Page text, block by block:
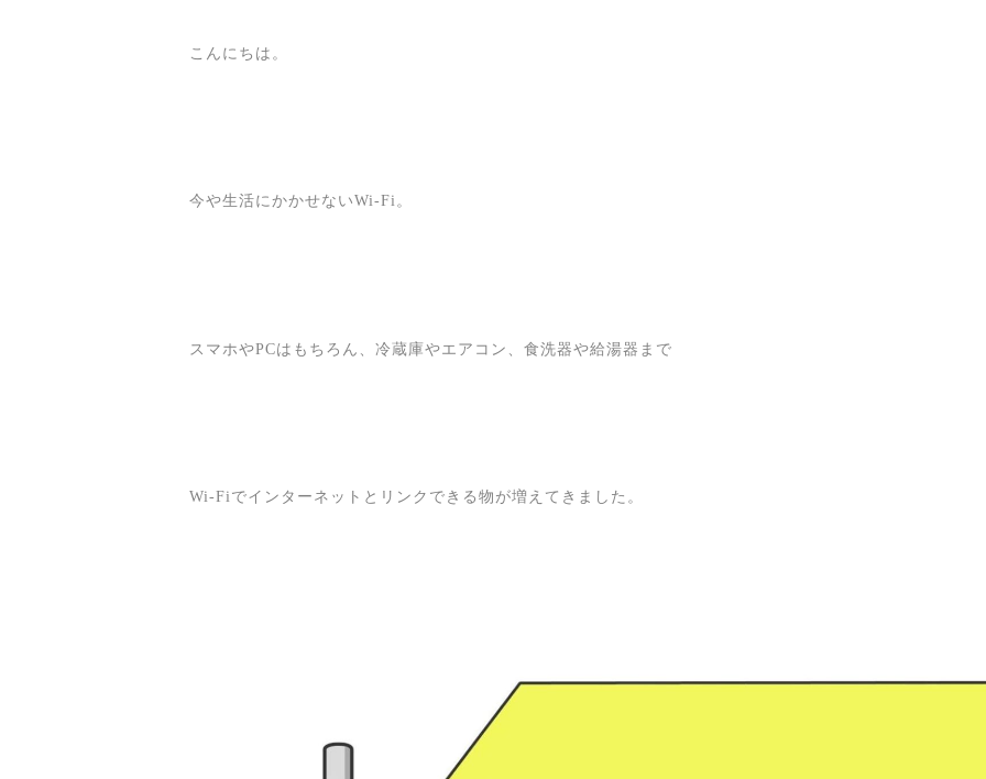
こんにちは。
今や生活にかかせないWi-Fi。
スマホやPCはもちろん、冷蔵庫やエアコン、食洗器や給湯器まで
Wi-Fiでインターネットとリンクできる物が増えてきました。